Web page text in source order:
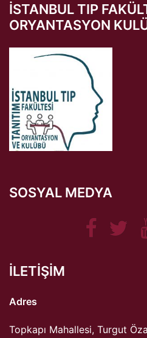
İSTANBUL TIP
ORYANTASYON
SOSYAL MEDYA
Facebook
ILETIŞIM
Adres
Topkapı Mahallesi, Turgut